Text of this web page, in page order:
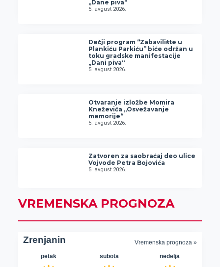
„Dane piva“
5. avgust 2026.
Dečji program “Zabavilište u
Plankiću Parkiću” biće održan u
toku gradske manifestacije
„Dani piva“
5. avgust 2026.
Otvaranje izložbe Momira
Kneževića „Osvežavanje
memorije“
5. avgust 2026.
Zatvoren za saobraćaj deo ulice
Vojvode Petra Bojovića
5. avgust 2026.
VREMENSKA PROGNOZA